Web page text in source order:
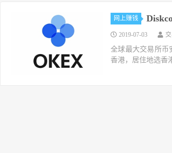
网上赚钱
2019-07-03
全球最大交易所币
香港，居住地选香